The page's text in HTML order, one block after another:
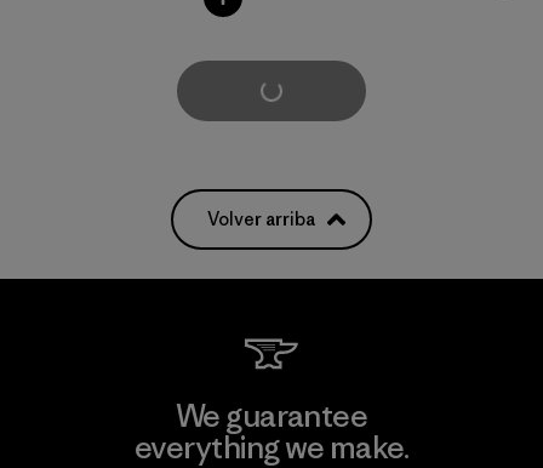
Cargar Más
Volver arriba
We guarantee
everything we make.